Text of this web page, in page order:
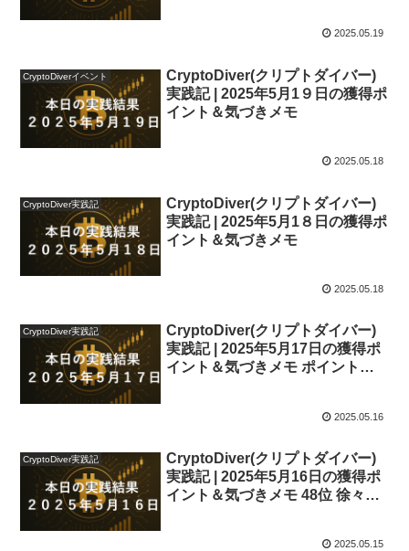
2025.05.19
CryptoDiverイベント
CryptoDiver(クリプトダイバー)
実践記 | 2025年5月1９日の獲得ポ
イント＆気づきメモ
2025.05.18
CryptoDiver実践記
CryptoDiver(クリプトダイバー)
実践記 | 2025年5月1８日の獲得ポ
イント＆気づきメモ
2025.05.18
CryptoDiver実践記
CryptoDiver(クリプトダイバー)
実践記 | 2025年5月17日の獲得ポ
イント＆気づきメモ ポイントラ
2025.05.16
CryptoDiver実践記
CryptoDiver(クリプトダイバー)
実践記 | 2025年5月16日の獲得ポ
イント＆気づきメモ 48位 徐々に
2025.05.15